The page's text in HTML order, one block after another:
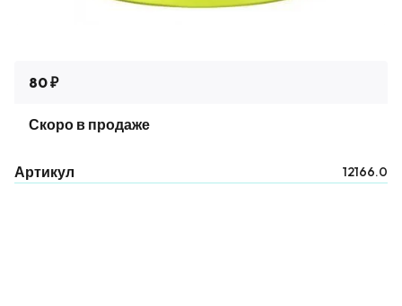
80 ₽
Скоро в продаже
Артикул 12166.0